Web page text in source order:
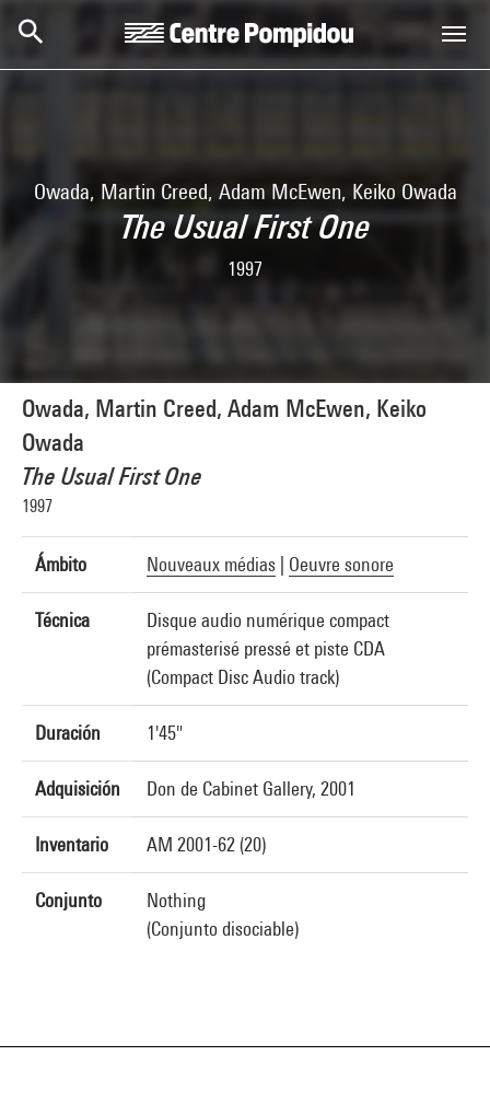
Owada, Martin Creed, Adam McEwen, Keiko Owada
The Usual First One
1997
Owada, Martin Creed, Adam McEwen, Keiko
Owada
The Usual First One
1997
Ámbito Nouveaux médias Oeuvre sonore
Técnica
Disque audio numérique compact
prémasterisé pressé et piste CDA
(Compact Disc Audio track)
Duración 1'45"
Adquisición Don de Cabinet Gallery, 2001
Inventario AM 2001-62 (20)
Conjunto
Nothing
(Conjunto disociable)